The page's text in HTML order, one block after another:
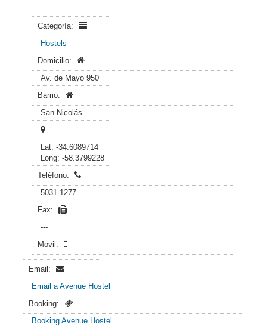
Categoría:
Hostels
Domicilio:
Av. de Mayo 950
Barrio:
San Nicolás
Lat: -34.6089714
Long: -58.3799228
Teléfono:
5031-1277
Fax:
---
Movil:
Email:
Email a Avenue Hostel
Booking:
Booking Avenue Hostel